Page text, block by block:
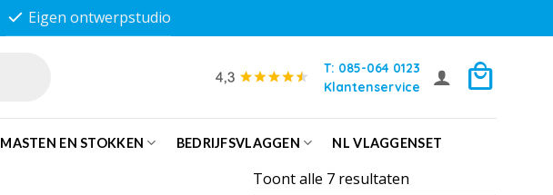
Eigen ontwerpstudio
T: 085-064 0123
Klantenservice
MASTEN EN STOKKEN BEDRIJFSVLAGGEN NL VLAGGENSET
Toont alle 7 resultaten